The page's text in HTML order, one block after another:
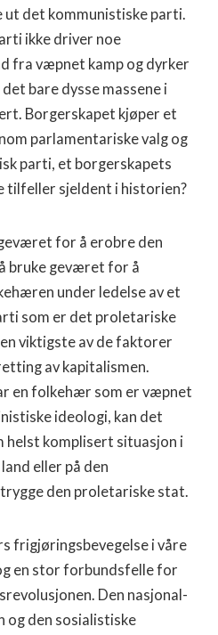
det kommunistiske parti.
ikke driver noe
fra væpnet kamp og dyrker
bare dysse massene i
Bor­gerskapet kjøper et
par­lamentariske valg og
parti, et borgerskapets
tilfeller sjeldent i historien?
for å erobre den
bruke geværet for å
under ledelse av et
som er det proletariske
viktigste av de faktorer
av kapitalismen.
en folkehær som er væpnet
ideologi, kan det
helst komplisert situasjon i
eller på den
den proletariske stat.
frigjøringsbevegelse i våre
en stor forbundsfelle for
Den nasjonal-
og den sosialistiske